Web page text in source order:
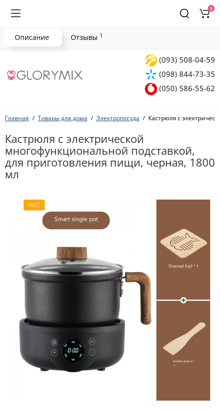
(093) 508-04-59
(098) 844-73-35
(050) 586-55-62
0
Главная Товары для дома Электропосуда Кастрюля с
Кастрюля с электрической
многофункциональной подставкой,
для приготовления пищи, черная, 1800
мл
HOT
Описание Отзывы 1